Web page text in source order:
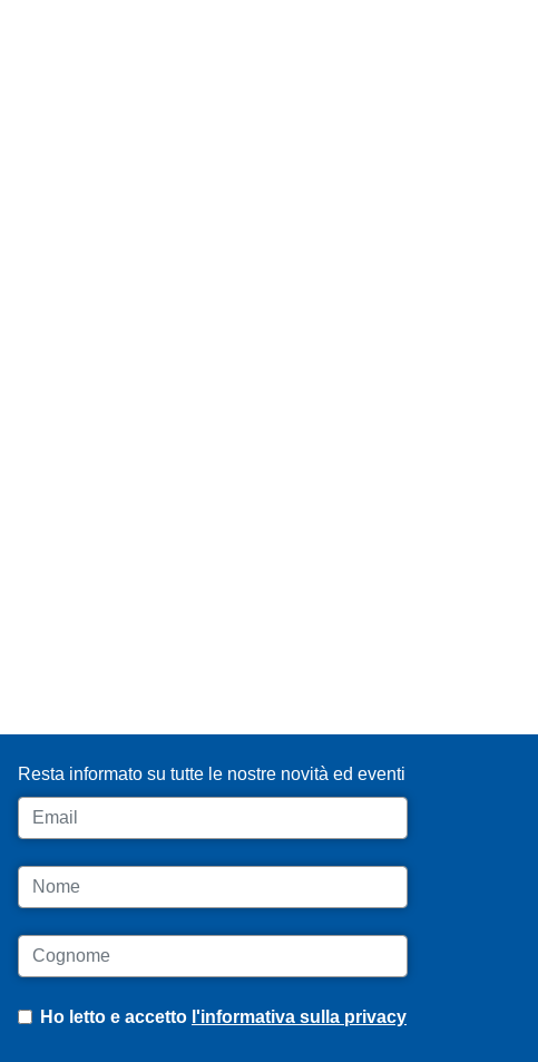
Resta informato su tutte le nostre novità ed eventi
Email
Nome
Cognome
Ho letto e accetto l'informativa sulla privacy